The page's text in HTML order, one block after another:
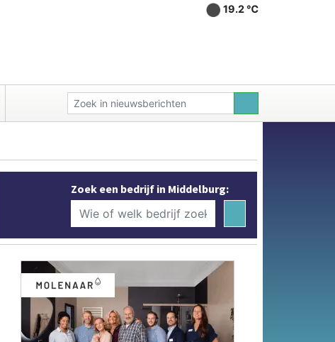
19.2 ℃
Zoek een bedrijf in Middelburg: